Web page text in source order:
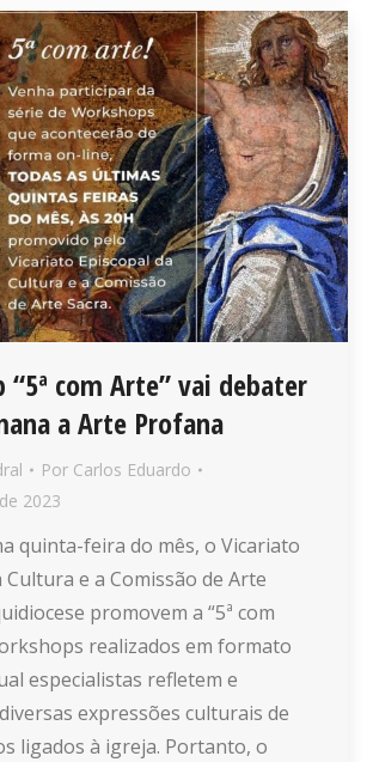
“5ª com Arte” vai debater
a Arte Profana
Por Carlos Eduardo
2023
quinta-feira do mês, o Vicariato
Cultura e a Comissão de Arte
promovem a “5ª com
realizados em formato
especialistas refletem e
expressões culturais de
ligados à igreja. Portanto, o